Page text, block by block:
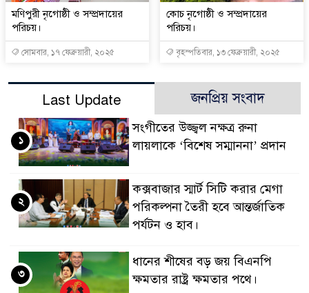
মণিপুরী নৃগোষ্ঠী ও সম্প্রদায়ের
পরিচয়।
সোমবার, ১৭ ফেব্রুয়ারী, ২০২৫
কোচ নৃগোষ্ঠী ও সম্প্রদায়ের
পরিচয়।
বৃহস্পতিবার, ১৩ ফেব্রুয়ারী, ২০২৫
Last Update জনপ্রিয় সংবাদ
সংগীতের উজ্জ্বল নক্ষত্র রুনা
লায়লাকে ‘বিশেষ সম্মাননা’ প্রদান
১
কক্সবাজার স্মার্ট সিটি করার মেগা
পরিকল্পনা তৈরী হবে আন্তর্জাতিক
পর্যটন ও হাব।
২
ধানের শীষের বড় জয় বিএনপি
ক্ষমতার রাষ্ট্র ক্ষমতার পথে।
৩